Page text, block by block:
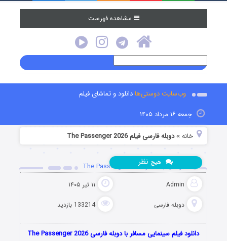
مشاهده فهرست
وب‌سایت دوستی‌هادانلود و تماشای فیلم
جمعه ۱۶ مرداد ۱۴۰۵
خانه »دوبله فارسی فیلم The Passenger 2026
دانلود فیلم مسافر The Passenger 2026
Admin ۱۱ تیر ۱۴۰۵
دوبله فارسی 133214 بازدید
هیچ نظر
دانلود فیلم سینمایی مسافر با دوبله فارسی The Passenger 2026